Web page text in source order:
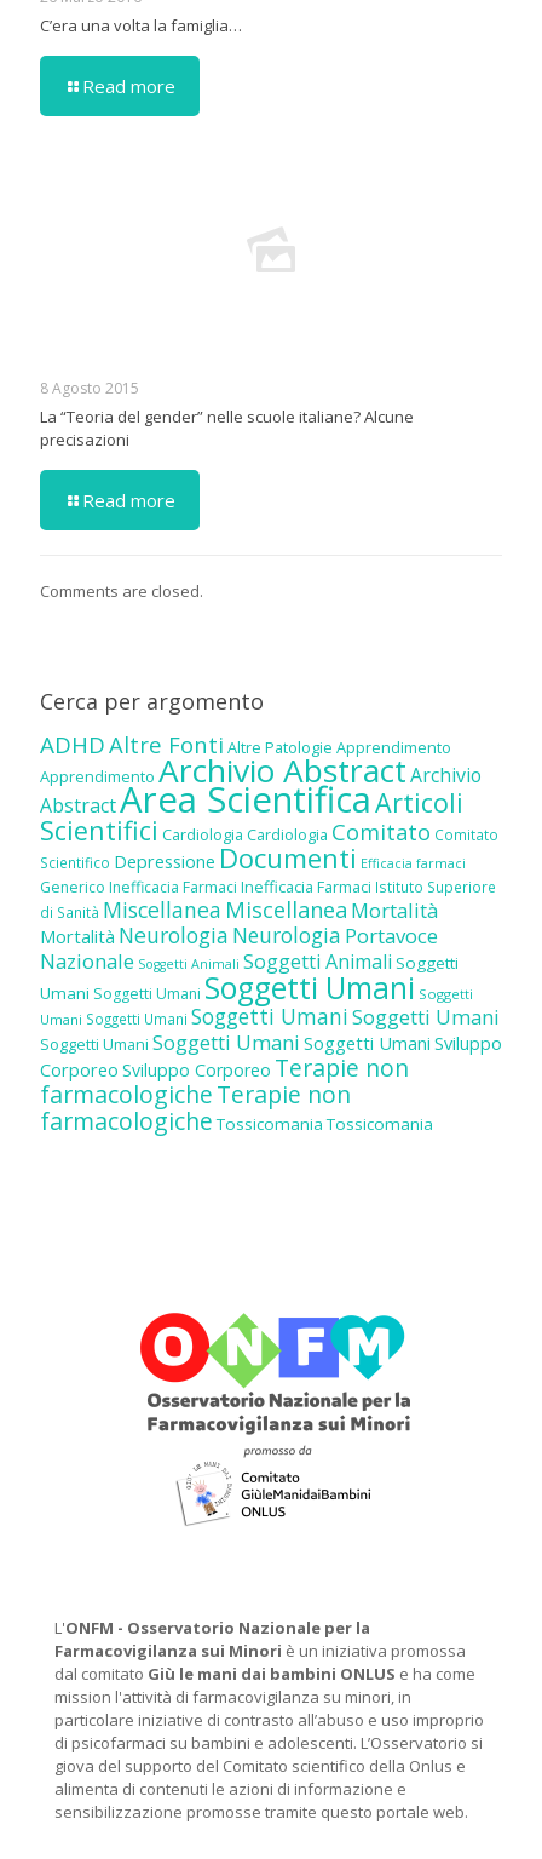
C’era una volta la famiglia…
Read more
8 Agosto 2015
La “Teoria del gender” nelle scuole italiane? Alcune
precisazioni
Read more
Comments are closed.
Cerca per argomento
ADHDAltre Fonti Altre Patologie Apprendimento
Apprendimento Archivio AbstractArchivio
AbstractArea ScientificaArticoli
Scientifici Cardiologia Cardiologia Comitato Comitato
Scientifico Depressione Documenti Efficacia farmaci
Generico Inefficacia Farmaci Inefficacia Farmaci Istituto Superiore
di Sanità Miscellanea Miscellanea Mortalità
Mortalità Neurologia Neurologia Portavoce
Nazionale Soggetti Animali Soggetti Animali Soggetti
Umani Soggetti Umani Soggetti Umani Soggetti
Umani Soggetti Umani Soggetti UmaniSoggetti Umani
Soggetti Umani Soggetti Umani Soggetti Umani Sviluppo
Corporeo Sviluppo Corporeo Terapie non
farmacologicheTerapie non
farmacologiche Tossicomania Tossicomania
L'ONFM - Osservatorio Nazionale per la
Farmacovigilanza sui Minori è un iniziativa promossa
dal comitato Giù le mani dai bambini ONLUS e ha come
mission l'attività di farmacovigilanza su minori, in
particolare iniziative di contrasto all’abuso e uso improprio
di psicofarmaci su bambini e adolescenti. L’Osservatorio si
giova del supporto del Comitato scientifico della Onlus e
alimenta di contenuti le azioni di informazione e
sensibilizzazione promosse tramite questo portale web.